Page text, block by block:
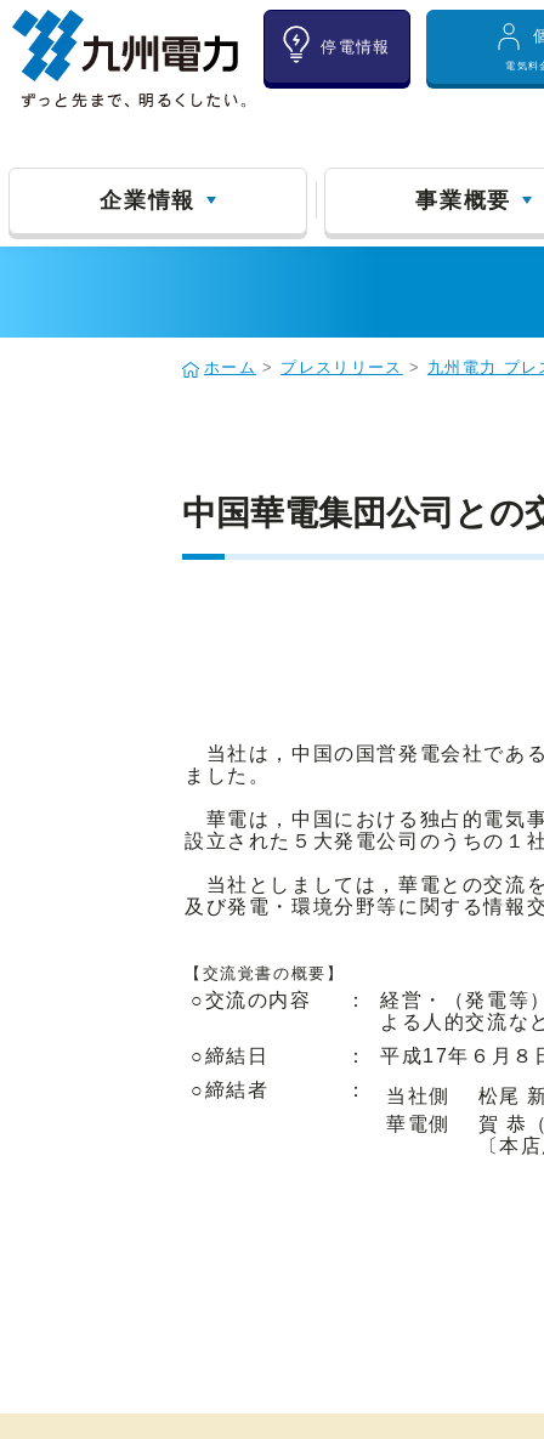
停電情報
電気料
企業情報 事業概要
ホーム > プレスリリース > 九州電力 プレ
中国華電集団公司との
当社は，中国の国営発電会社であ
ました。
華電は，中国における独占的電気
設立された５大発電公司のうちの１
当社としましては，華電との交流
及び発電・環境分野等に関する情報
【交流覚書の概要】
○交流の内容 ：
経営・（発電等
よる人的交流な
○締結日
：
平成17年６月８
○締結者
： 当社側
松尾
華電側
賀 恭
〔本店